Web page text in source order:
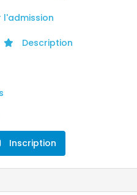
l'admission
Description
Inscription